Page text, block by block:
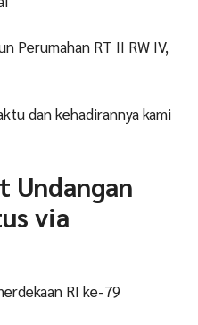
Perumahan RT II RW IV,
dan kehadirannya kami
Undangan
via
RI ke-79